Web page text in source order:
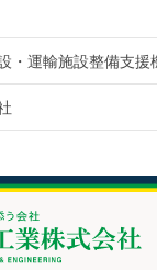
運輸施設整備支援